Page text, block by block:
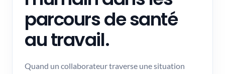
parcours de santé
au travail.
Quand un collaborateur traverse une situation